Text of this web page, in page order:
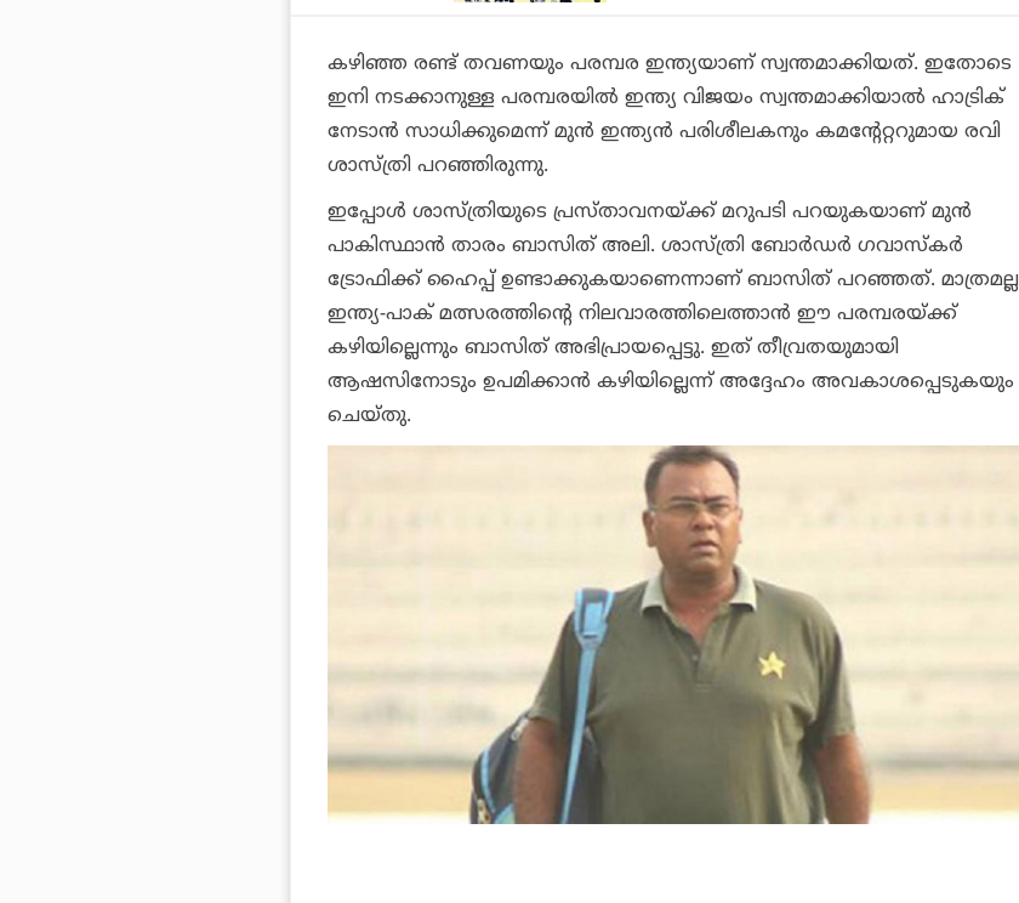
കഴിഞ്ഞ രണ്ട് തവണയും പരമ്പര ഇന്ത്യയാണ് സ്വന്തമാക്കിയത്. ഇതോടെ
ഇനി നടക്കാനുള്ള പരമ്പരയില്‍ ഇന്ത്യ വിജയം സ്വന്തമാക്കിയാല്‍ ഹാട്രിക്
നേടാന്‍ സാധിക്കുമെന്ന് മുന്‍ ഇന്ത്യന്‍ പരിശീലകനും കമന്റേറ്ററുമായ രവി
ശാസ്ത്രി പറഞ്ഞിരുന്നു.
ഇപ്പോള്‍ ശാസ്ത്രിയുടെ പ്രസ്താവനയ്ക്ക് മറുപടി പറയുകയാണ് മുന്‍
പാകിസ്ഥാന്‍ താരം ബാസിത് അലി. ശാസ്ത്രി ബോര്‍ഡര്‍ ഗവാസ്‌കര്‍
ട്രോഫിക്ക് ഹൈപ്പ് ഉണ്ടാക്കുകയാണെന്നാണ് ബാസിത് പറഞ്ഞത്. മാത്രമല്ല
ഇന്ത്യ-പാക് മത്സരത്തിന്റെ നിലവാരത്തിലെത്താന്‍ ഈ പരമ്പരയ്ക്ക്
കഴിയില്ലെന്നും ബാസിത് അഭിപ്രായപ്പെട്ടു. ഇത് തീവ്രതയുമായി
ആഷസിനോടും ഉപമിക്കാന്‍ കഴിയില്ലെന്ന് അദ്ദേഹം അവകാശപ്പെടുകയും
ചെയ്തു.